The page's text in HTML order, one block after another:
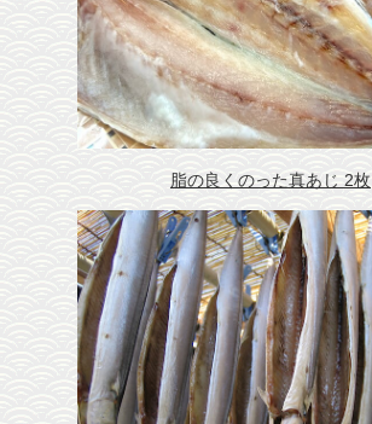
脂の良くのった真あじ 2枚